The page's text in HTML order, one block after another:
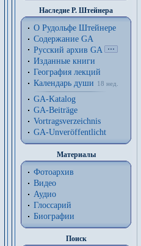
Наследие Р. Штейнера
О Рудольфе Штейнере
Содержание GA
Русский архив GA
Изданные книги
География лекций
Календарь души
18 нед.
GA-Katalog
GA-Beiträge
Vortragsverzeichnis
GA-Unveröffentlicht
Материалы
Фотоархив
Видео
Аудио
Глоссарий
Биографии
Поиск